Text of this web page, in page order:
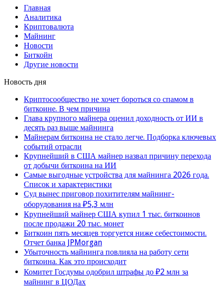
Главная
Аналитика
Криптовалюта
Майнинг
Новости
Биткойн
Другие новости
Новость дня
Криптосообщество не хочет бороться со спамом в
биткоине. В чем причина
Глава крупного майнера оценил доходность от ИИ в
десять раз выше майнинга
Майнерам биткоина не стало легче. Подборка ключевых
событий отрасли
Крупнейший в США майнер назвал причину перехода
от добычи биткоина на ИИ
Самые выгодные устройства для майнинга 2026 года.
Список и характеристики
Суд вынес приговор похитителям майнинг-
оборудования на ₽5,3 млн
Крупнейший майнер США купил 1 тыс. биткоинов
после продажи 20 тыс. монет
Биткоин пять месяцев торгуется ниже себестоимости.
Отчет банка JPMorgan
Убыточность майнинга повлияла на работу сети
биткоина. Как это происходит
Комитет Госдумы одобрил штрафы до ₽2 млн за
майнинг в ЦОДах